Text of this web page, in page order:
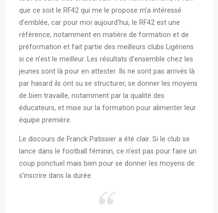
que ce soit le RF42 qui me le propose m’a intéressé
d’emblée, car pour moi aujourd’hui, le RF42 est une
référence, notamment en matière de formation et de
préformation et fait partie des meilleurs clubs Ligériens
si ce n’est le meilleur. Les résultats d’ensemble chez les
jeunes sont là pour en attester. Ils ne sont pas arrivés là
par hasard ils ont su se structurer, se donner les moyens
de bien travaille, notamment par la qualité des
éducateurs, et mise sur la formation pour alimenter leur
équipe première.
Le discours de Franck Patissier a été clair. Si le club se
lance dans le football féminin, ce n’est pas pour faire un
coup ponctuel mais bien pour se donner les moyens de
s’inscrire dans la durée.